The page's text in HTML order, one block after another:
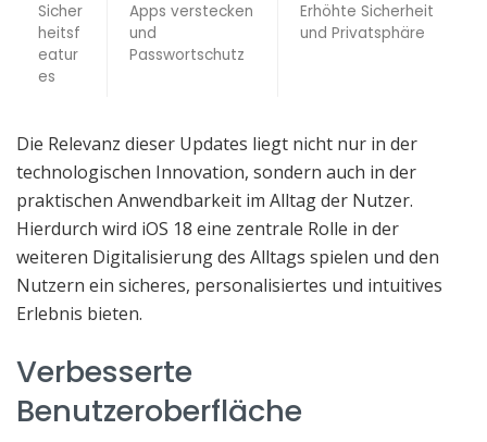
Sicher
heitsf
eatur
es
Apps verstecken
und
Passwortschutz
Erhöhte Sicherheit
und Privatsphäre
Die Relevanz dieser Updates liegt nicht nur in der
technologischen Innovation, sondern auch in der
praktischen Anwendbarkeit im Alltag der Nutzer.
Hierdurch wird iOS 18 eine zentrale Rolle in der
weiteren Digitalisierung des Alltags spielen und den
Nutzern ein sicheres, personalisiertes und intuitives
Erlebnis bieten.
Verbesserte
Benutzeroberfläche